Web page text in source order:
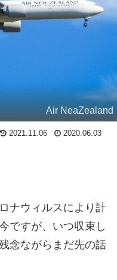
Air NeaZealand
2021.11.06 2020.06.03
ナウィルスにより計
ですが、いつ収束し
念ながらまだ先の話